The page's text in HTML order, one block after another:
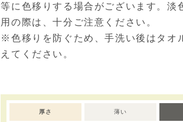
等に色移りする場合がございます。淡
用の際は、十分ご注意ください。
※色移りを防ぐため、手洗い後はタオ
えてください。
厚さ 薄い